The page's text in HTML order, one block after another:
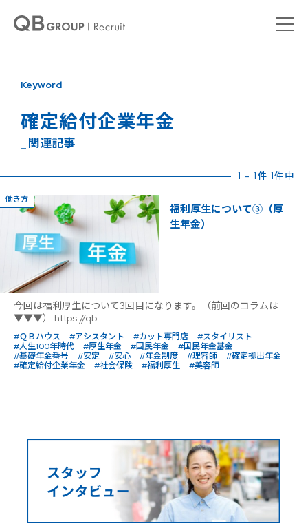
Keyword
確定給付企業年金
_ 関連記事
1 - 1件 1件中
働き方
福利厚生について③（厚
生年金）
今回は福利厚生について3回目になります。（前回のコラムは
▼▼▼） https://qb-...
#ＱＢハウス #アシスタント #カット専門店
#スタイリスト
#人生100年時代
#厚生年金 #国民年金
#国民年金基金
#基礎年金番号
#安定 #安心 #年金制度 #理容師
#確定拠出年金
#確定給付企業年金
#社会保険 #福利厚生 #美容師